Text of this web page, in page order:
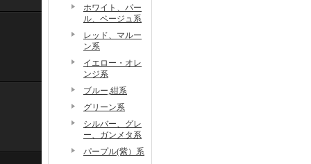
ホワイト、パー
ル、ベージュ系
レッド、マルー
ン系
イエロー・オレ
ンジ系
ブルー,紺系
グリーン系
シルバー、グレ
ー、ガンメタ系
パープル(紫）系